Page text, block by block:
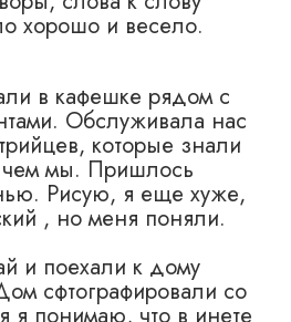
хорошо и весело.
в кафешке рядом с
Обслуживала нас
которые знали
чем мы. Пришлось
Рисую, я еще хуже,
, но меня поняли.
и поехали к дому
сфтографировали со